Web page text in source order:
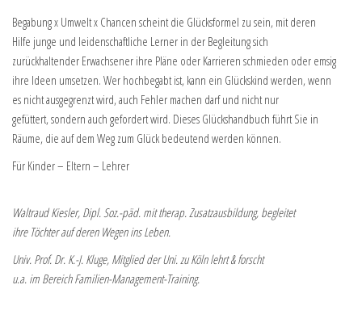
Begabung x Umwelt x Chancen scheint die Glücksformel zu sein, mit deren
Hilfe junge und leidenschaftliche Lerner in der Begleitung sich
zurückhaltender Erwachsener ihre Pläne oder Karrieren schmieden oder emsig
ihre Ideen umsetzen. Wer hochbegabt ist, kann ein Glückskind werden, wenn
es nicht ausgegrenzt wird, auch Fehler machen darf und nicht nur
gefüttert, sondern auch gefordert wird. Dieses Glückshandbuch führt Sie in
Räume, die auf dem Weg zum Glück bedeutend werden können.
Für Kinder – Eltern – Lehrer
Waltraud Kiesler, Dipl. Soz.-päd. mit therap. Zusatzausbildung, begleitet
ihre Töchter auf deren Wegen ins Leben.
Univ. Prof. Dr. K.-J. Kluge, Mitglied der Uni. zu Köln lehrt & forscht
u.a. im Bereich Familien-Management-Training.